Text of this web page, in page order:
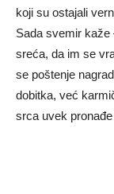
koji su ostajali
Sada svemir kaže
sreća, da im se
se poštenje
dobitka, već
srca uvek